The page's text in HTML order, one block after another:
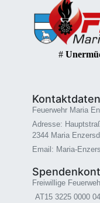
#
Kontaktdaten
Feuerwehr Maria
Adresse:
2344 Maria
Email: Maria-
Freiwillige
AT15 3225 0000